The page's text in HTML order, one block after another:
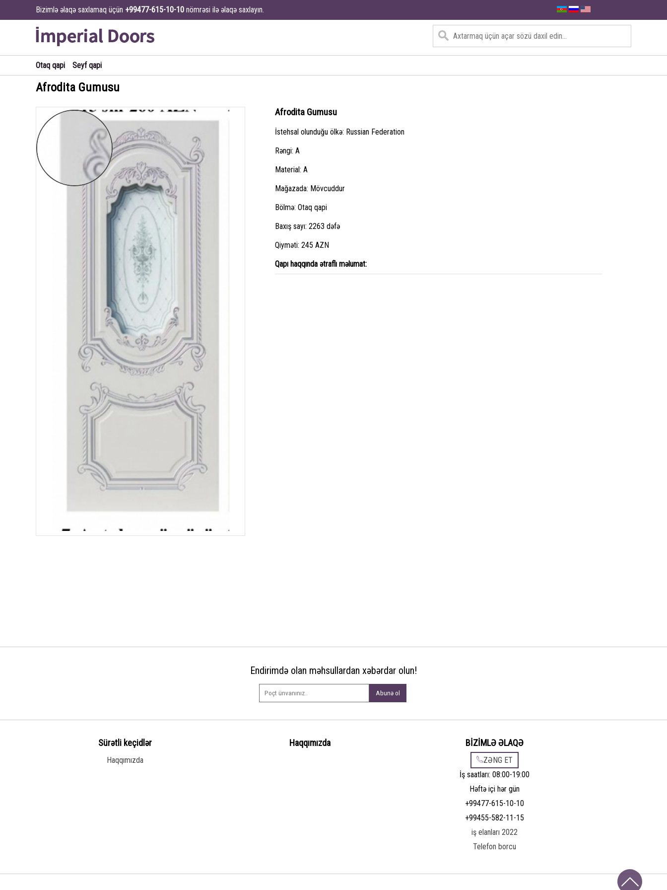
Bizimlə əlaqə saxlamaq üçün +99477-615-10-10 nömrəsi ilə əlaqə saxlayın.
Otaq qapi Seyf qapi
Afrodita Gumusu
Afrodita Gumusu
İstehsal olunduğu ölkə: Russian Federation
Rəngi: A
Material: A
Mağazada: Mövcuddur
Bölmə: Otaq qapi
Baxış sayı: 2263 dəfə
Qiyməti: 245 AZN
Qapı haqqında ətraflı məlumat:
Endirimdə olan məhsullardan xəbərdar olun!
Abunə ol
Sürətli keçidlər
Haqqımızda
Haqqımızda BİZİMLƏ ƏLAQƏ
ZƏNG ET
İş saatları: 08:00-19:00
Həftə içi hər gün
+99477-615-10-10
+99455-582-11-15
iş elanları 2022
Telefon borcu